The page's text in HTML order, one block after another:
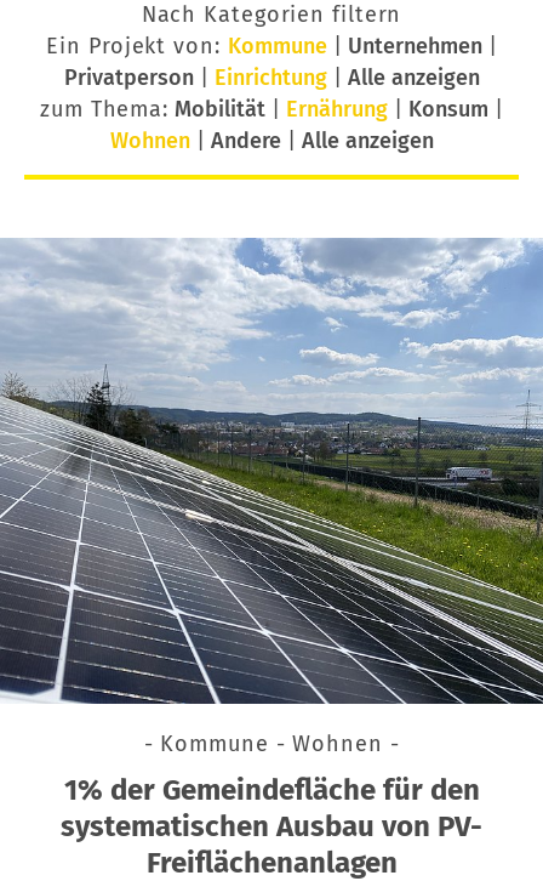
Nach Kategorien filtern
Ein Projekt von: Kommune| Unternehmen|
Privatperson| Einrichtung| Alle anzeigen
zum Thema: Mobilität Ernährung Konsum
Wohnen| Andere| Alle anzeigen
- Kommune - Wohnen -
1% der Gemeindefläche für den
systematischen Ausbau von PV-
Freiflächenanlagen